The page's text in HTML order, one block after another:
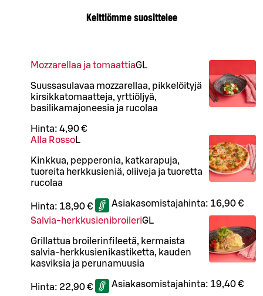
Keittiömme suosittelee
Mozzarellaa ja tomaattiaGL
Suussasulavaa mozzarellaa, pikkelöityjä
kirsikkatomaatteja, yrttiöljyä,
basilikamajoneesia ja rucolaa
Hinta: 4,90 €
Alla RossoL
Kinkkua, pepperonia, katkarapuja,
tuoreita herkkusieniä, oliiveja ja tuoretta
rucolaa
Hinta: 18,90 € Asiakasomistajahinta: 16,90 €
Salvia-herkkusienibroileriGL
Grillattua broilerinfileetä, kermaista
salvia-herkkusienikastiketta, kauden
kasviksia ja perunamuusia
Hinta: 22,90 € Asiakasomistajahinta: 19,40 €